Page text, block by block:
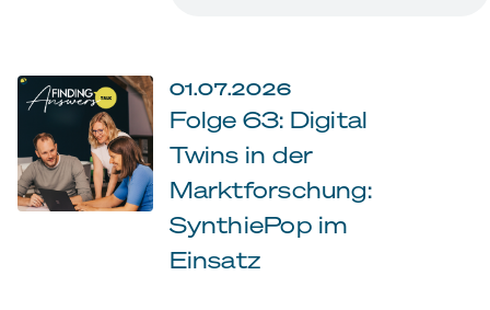
01.07.2026
Folge 63: Digital
Twins in der
Marktforschung:
SynthiePop im
Einsatz